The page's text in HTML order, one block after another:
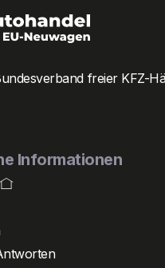
freier KFZ-
Informationen